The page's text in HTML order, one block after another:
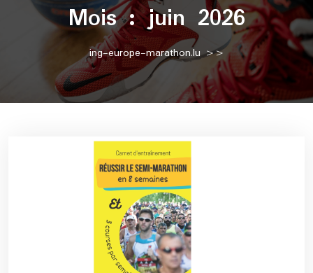
Mois :juin 2026
ing-europe-marathon.lu>>